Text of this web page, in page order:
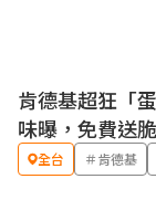
優惠
肯德基超狂「
味曝，免費送
全台 ＃肯德基